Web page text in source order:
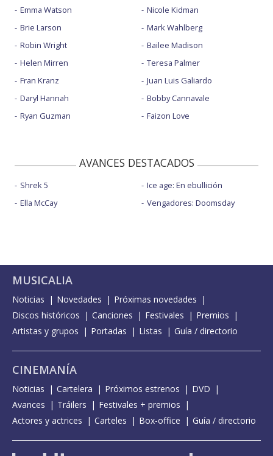
Emma Watson
Brie Larson
Robin Wright
Helen Mirren
Fran Kranz
Daryl Hannah
Ryan Guzman
Nicole Kidman
Mark Wahlberg
Bailee Madison
Teresa Palmer
Juan Luis Galiardo
Bobby Cannavale
Faizon Love
AVANCES DESTACADOS
Shrek 5
Ella McCay
Ice age: En ebullición
Vengadores: Doomsday
MUSICALIA
Noticias Novedades
Próximas novedades
Discos históricos
Canciones Festivales
Premios
Artistas y grupos
Portadas Listas Guía / directorio
CINEMANÍA
Noticias Cartelera Próximos estrenos
DVD
Avances
Tráilers
Festivales + premios
Actores y actrices
Carteles Box-office Guía / directorio